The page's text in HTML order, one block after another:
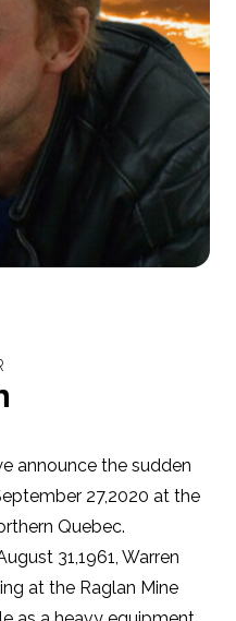
announce the sudden
27,2020 at the
Quebec.
31,1961, Warren
at the Raglan Mine